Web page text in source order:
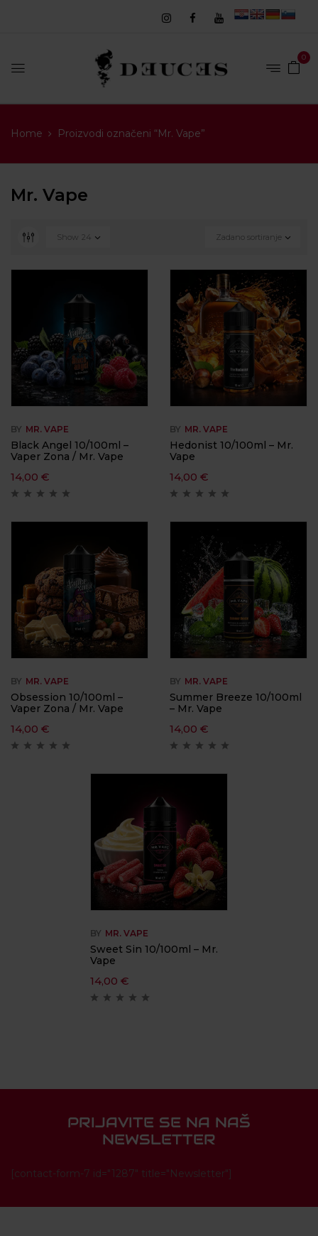
0
Home Proizvodi označeni “Mr. Vape”
Mr. Vape
Zadano sortiranje
Show 24
BY MR. VAPE
Black Angel 10/100ml –
Vaper Zona / Mr. Vape
14,00 €
BY MR. VAPE
Hedonist 10/100ml – Mr.
Vape
14,00 €
BY MR. VAPE
Obsession 10/100ml –
Vaper Zona / Mr. Vape
14,00 €
BY MR. VAPE
Summer Breeze 10/100ml
– Mr. Vape
14,00 €
BY MR. VAPE
Sweet Sin 10/100ml – Mr.
Vape
14,00 €
PRIJAVITE SE NA NAŠ
NEWSLETTER
[contact-form-7 id="1287" title="Newsletter"]